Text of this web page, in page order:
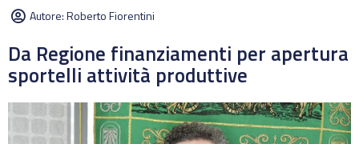
Autore:Roberto Fiorentini
Da Regione finanziamenti per apertura
sportelli attività produttive